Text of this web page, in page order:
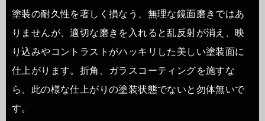
塗装の耐久性を著しく損なう、無理な鏡面磨きではあ
りませんが、適切な磨きを入れると乱反射が消え、映
り込みやコントラストがハッキリした美しい塗装面に
仕上がります。折角、ガラスコーティングを施すな
ら、此の様な仕上がりの塗装状態でないと勿体無いで
す。